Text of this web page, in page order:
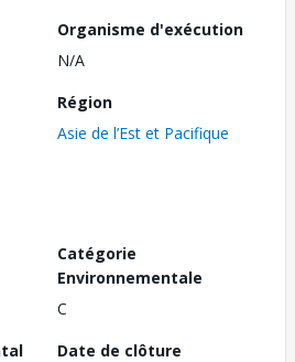
Organisme d'exécution
N/A
Région
Asie de l’Est et Pacifique
Catégorie
Environnementale
C
Date de clôture